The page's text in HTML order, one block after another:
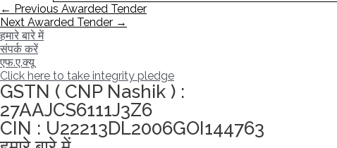
पोस्ट
नेविगेशन
← Previous Awarded Tender
Next Awarded Tender →
हमारे बारे में
संपर्क करें
एफ.ए.क्यू
Click here to take integrity pledge
GSTN ( CNP Nashik ) :
27AAJCS6111J3Z6
CIN : U22213DL2006GOI144763